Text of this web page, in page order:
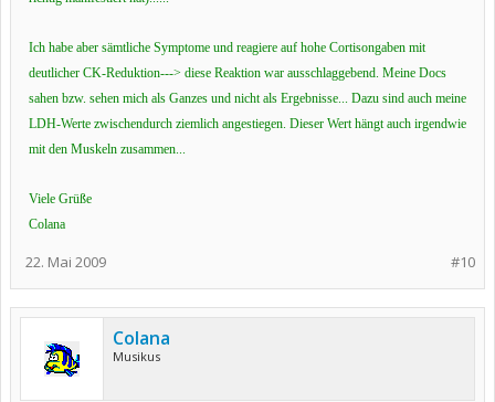
Ich habe aber sämtliche Symptome und reagiere auf hohe Cortisongaben mit
deutlicher CK-Reduktion---> diese Reaktion war ausschlaggebend. Meine Docs
sahen bzw. sehen mich als Ganzes und nicht als Ergebnisse... Dazu sind auch meine
LDH-Werte zwischendurch ziemlich angestiegen. Dieser Wert hängt auch irgendwie
mit den Muskeln zusammen...
Viele Grüße
Colana
#10
22. Mai 2009
Colana
Musikus